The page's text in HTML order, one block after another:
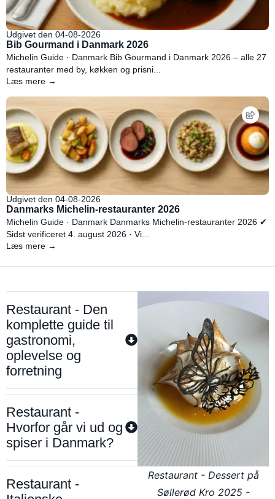
Udgivet den 04-08-2026
Bib Gourmand i Danmark 2026
Michelin Guide · Danmark Bib Gourmand i Danmark 2026 – alle 27
restauranter med by, køkken og prisni...
Læs mere →
Udgivet den 04-08-2026
Danmarks Michelin-restauranter 2026
Michelin Guide · Danmark Danmarks Michelin-restauranter 2026 ✔
Sidst verificeret 4. august 2026 · Vi...
Læs mere →
Restaurant - Den
komplette guide til
gastronomi,
oplevelse og
forretning
Restaurant -
Hvorfor går vi ud og
spiser i Danmark?
Restaurant -
Restaurant - Dessert på
Søllerød Kro 2025 -